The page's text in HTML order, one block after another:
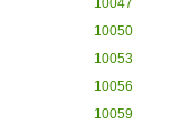
10047
10050
10053
10056
10059